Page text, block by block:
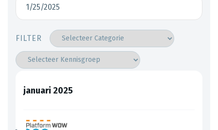
FILTER
januari 2025